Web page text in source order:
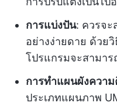
การแบ่งปัน: ควรจะ
อย่างง่ายดาย ด้วย
โปรแกรมจะสามาร
การทำแผนผังควา
ประเภทแผนภาพ